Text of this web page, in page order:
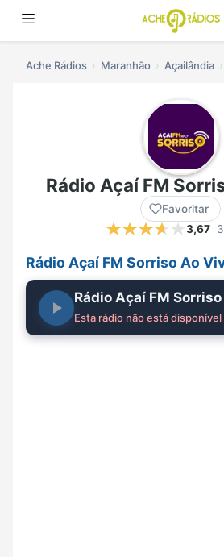
Ache Rádios Maranhão Açailândia
Rádio Açaí FM
Favoritar
3,67
Rádio Açaí FM Sorriso Ao
Rádio Açaí FM Sorriso
Esta rádio não está disponível